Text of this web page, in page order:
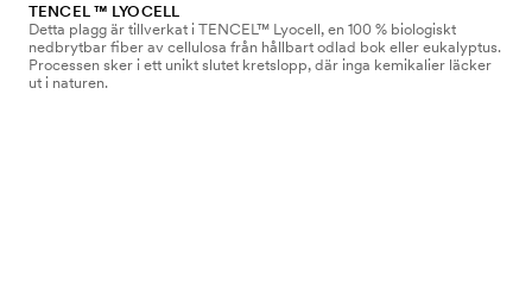
TENCEL ™ LYOCELL
Detta plagg är tillverkat i TENCEL™ Lyocell, en 100 % biologiskt
nedbrytbar fiber av cellulosa från hållbart odlad bok eller eukalyptus.
Processen sker i ett unikt slutet kretslopp, där inga kemikalier läcker
ut i naturen.